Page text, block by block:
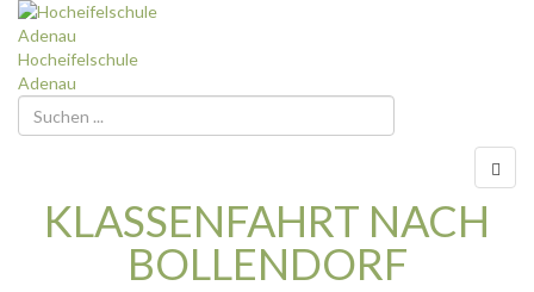
Hocheifelschule
Adenau
Suche...
KLASSENFAHRT NACH
BOLLENDORF